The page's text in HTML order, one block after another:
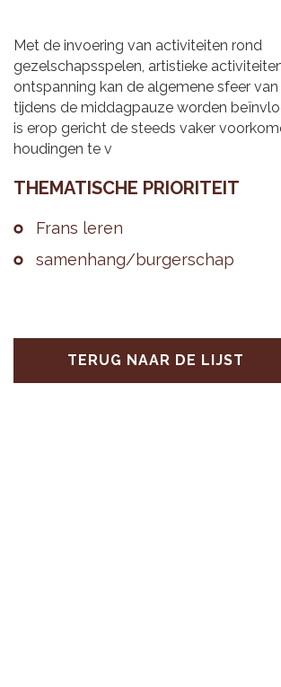
Met de invoering van activiteiten rond
gezelschapsspelen, artistieke
ontspanning kan de algemene sfeer
tijdens de middagpauze worden
is erop gericht de steeds vaker
houdingen te v
THE­MA­TI­SCHE PRI­O­RI­TEIT
Frans leren
sa­men­hang/bur­ger­schap
TERUG NAAR DE LIJST